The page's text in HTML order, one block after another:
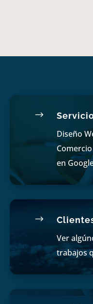
$
Diseño
en
$
Ver
trabajos